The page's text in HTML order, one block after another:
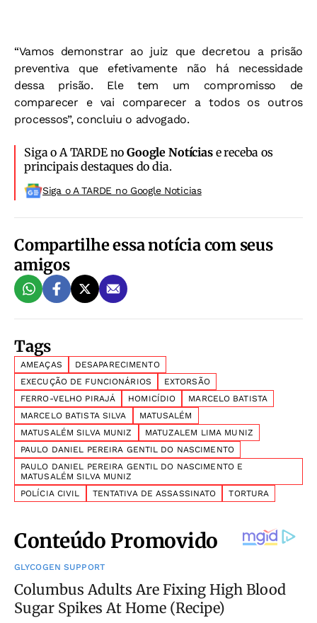
“Vamos demonstrar ao juiz que decretou a prisão
preventiva que efetivamente não há necessidade
dessa prisão. Ele tem um compromisso de
comparecer e vai comparecer a todos os outros
processos”, concluiu o advogado.
Siga o A TARDE noGoogle Notíciase receba os
principais destaques do dia.
Siga o A TARDE no Google Noticias
Compartilhe essa notícia com seus
amigos
Tags
AMEAÇAS
DESAPARECIMENTO
EXECUÇÃO DE FUNCIONÁRIOS
EXTORSÃO
FERRO-VELHO PIRAJÁ
HOMICÍDIO
MARCELO BATISTA
MARCELO BATISTA SILVA
MATUSALÉM
MATUSALÉM SILVA MUNIZ
MATUZALEM LIMA MUNIZ
PAULO DANIEL PEREIRA GENTIL DO NASCIMENTO
PAULO DANIEL PEREIRA GENTIL DO NASCIMENTO E
MATUSALÉM SILVA MUNIZ
POLÍCIA CIVIL
TENTATIVA DE ASSASSINATO TORTURA